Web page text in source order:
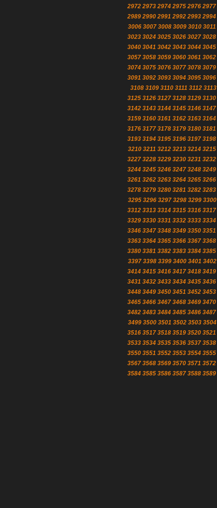
2972 2973 2974 2975 2976 2977
2989 2990 2991 2992 2993 2994
3006 3007 3008 3009 3010 3011
3023 3024 3025 3026 3027 3028
3040 3041 3042 3043 3044 3045
3057 3058 3059 3060 3061 3062
3074 3075 3076 3077 3078 3079
3091 3092 3093 3094 3095 3096
3108 3109 3110 3111 3112 3113
3125 3126 3127 3128 3129 3130
3142 3143 3144 3145 3146 3147
3159 3160 3161 3162 3163 3164
3176 3177 3178 3179 3180 3181
3193 3194 3195 3196 3197 3198
3210 3211 3212 3213 3214 3215
3227 3228 3229 3230 3231 3232
3244 3245 3246 3247 3248 3249
3261 3262 3263 3264 3265 3266
3278 3279 3280 3281 3282 3283
3295 3296 3297 3298 3299 3300
3312 3313 3314 3315 3316 3317
3329 3330 3331 3332 3333 3334
3346 3347 3348 3349 3350 3351
3363 3364 3365 3366 3367 3368
3380 3381 3382 3383 3384 3385
3397 3398 3399 3400 3401 3402
3414 3415 3416 3417 3418 3419
3431 3432 3433 3434 3435 3436
3448 3449 3450 3451 3452 3453
3465 3466 3467 3468 3469 3470
3482 3483 3484 3485 3486 3487
3499 3500 3501 3502 3503 3504
3516 3517 3518 3519 3520 3521
3533 3534 3535 3536 3537 3538
3550 3551 3552 3553 3554 3555
3567 3568 3569 3570 3571 3572
3584 3585 3586 3587 3588 3589